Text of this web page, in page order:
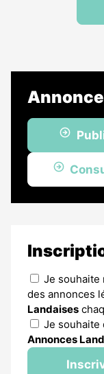
Je souhaite
des annonces
Landaises
Je souhaite
Annonces